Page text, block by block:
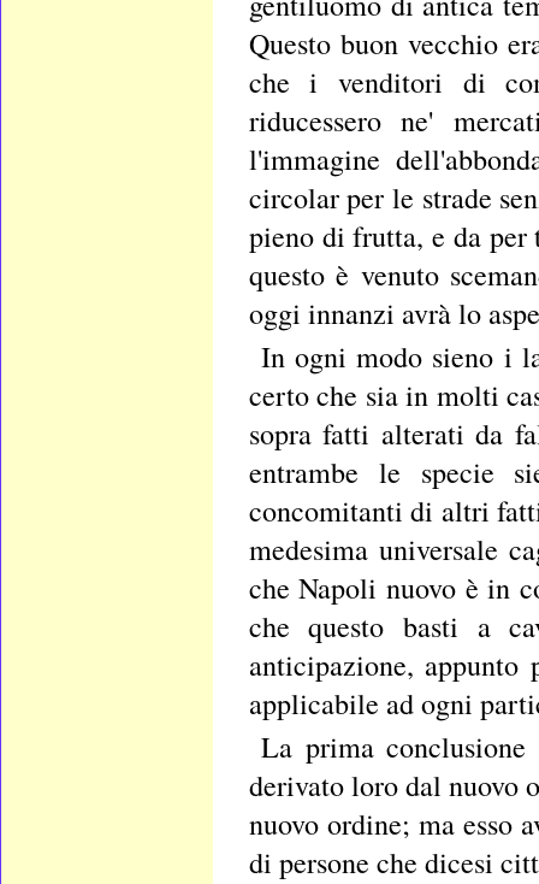
Questo buon vecchio
che i venditori di
riducessero ne'
l'immagine
circolar per le strade
pieno di frutta, e da
questo è venuto
oggi innanzi avrà lo
In ogni modo sieno i
certo che sia in molti
sopra fatti alterati da
entrambe le specie
concomitanti di altri
medesima universale
che Napoli nuovo è in
che questo basti a
anticipazione, appunto
applicabile ad ogni
La prima
derivato loro dal nuovo
nuovo ordine; ma esso
di persone che dicesi